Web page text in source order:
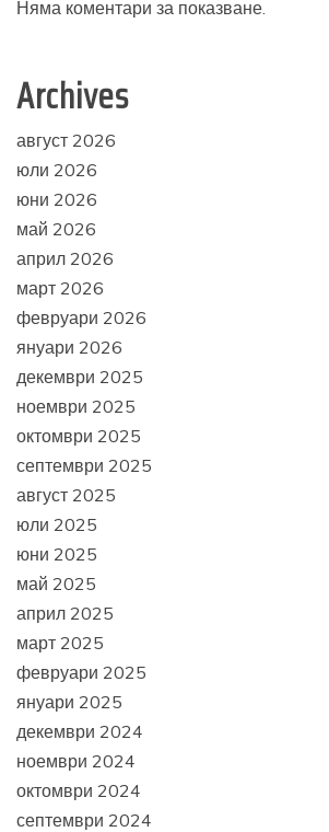
Няма коментари за показване.
Archives
август 2026
юли 2026
юни 2026
май 2026
април 2026
март 2026
февруари 2026
януари 2026
декември 2025
ноември 2025
октомври 2025
септември 2025
август 2025
юли 2025
юни 2025
май 2025
април 2025
март 2025
февруари 2025
януари 2025
декември 2024
ноември 2024
октомври 2024
септември 2024